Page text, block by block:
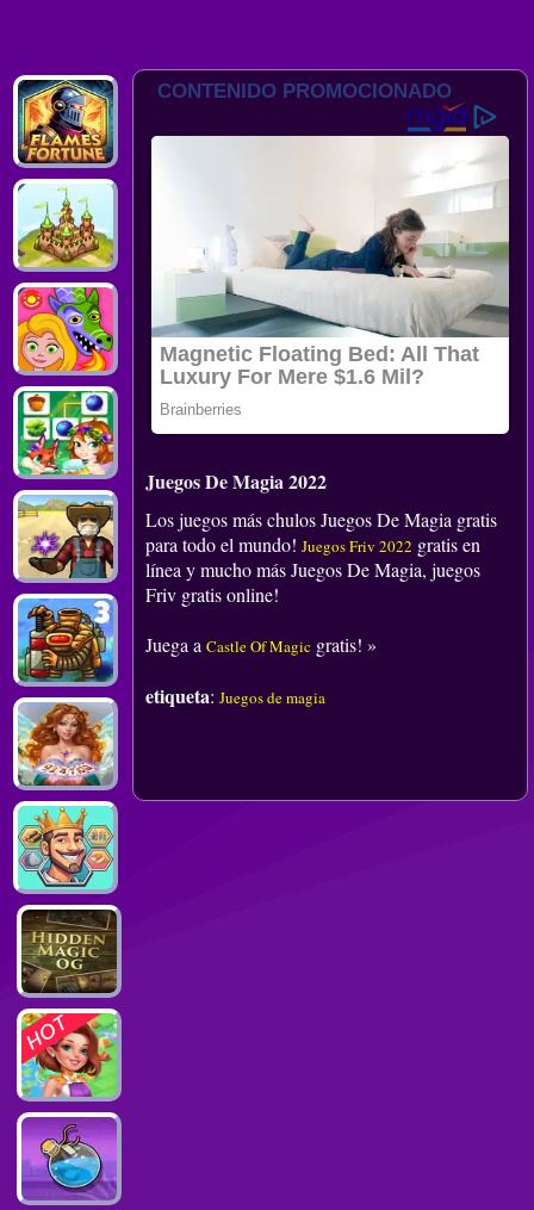
Juegos De Magia 2022
Los juegos más chulos Juegos De Magia gratis
para todo el mundo! Juegos Friv 2022 gratis en
línea y mucho más Juegos De Magia, juegos
Friv gratis online!
Juega a Castle Of Magic gratis! »
etiqueta: Juegos de magia